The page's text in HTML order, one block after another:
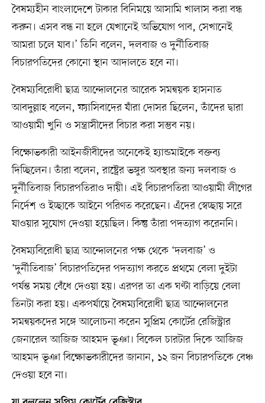
বৈষম্যহীন বাংলাদেশে টাকার বিনিময়ে আসামি খালাস করা বন্ধ
করুন। এসব বন্ধ না হলে যেখানেই অভিযোগ পাব, সেখানেই
আমরা চলে যাব।’ তিনি বলেন, দলবাজ ও দুর্নীতিবাজ
বিচারপতিদের কোনো স্থান আদালতে হবে না।
বৈষম্যবিরোধী ছাত্র আন্দোলনের আরেক সমন্বয়ক হাসনাত
আবদুল্লাহ বলেন, ফ্যাসিবাদের যাঁরা দোসর ছিলেন, তাঁদের দ্বারা
আওয়ামী খুনি ও সন্ত্রাসীদের বিচার করা সম্ভব নয়।
বিক্ষোভকারী আইনজীবীদের অনেকেই হ্যান্ডমাইকে বক্তব্য
দিচ্ছিলেন। তাঁরা বলেন, রাষ্ট্রের ভঙ্গুর অবস্থার জন্য দলবাজ ও
দুর্নীতিবাজ বিচারপতিরাও দায়ী। এই বিচারপতিরা আওয়ামী লীগের
নির্দেশ ও ইচ্ছাকে আইনে পরিণত করেছেন। এঁদের স্বেচ্ছায় সরে
যাওয়ার সুযোগ দেওয়া হয়েছিল। কিন্তু তাঁরা পদত্যাগ করেননি।
বৈষম্যবিরোধী ছাত্র আন্দোলনের পক্ষ থেকে ‘দলবাজ’ ও
‘দুর্নীতিবাজ’ বিচারপতিদের পদত্যাগ করতে প্রথমে বেলা দুইটা
পর্যন্ত সময় বেঁধে দেওয়া হয়। এরপর তা এক ঘণ্টা বাড়িয়ে বেলা
তিনটা করা হয়। একপর্যায়ে বৈষম্যবিরোধী ছাত্র আন্দোলনের
সমন্বয়কদের সঙ্গে আলোচনা করেন সুপ্রিম কোর্টের রেজিস্ট্রার
জেনারেল আজিজ আহমদ ভূঞা। বিকেল চারটার দিকে আজিজ
আহমদ ভূঞা বিক্ষোভকারীদের জানান, ১২ জন বিচারপতিকে বেঞ্চ
দেওয়া হবে না।